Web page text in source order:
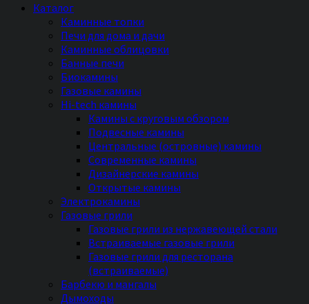
Каталог
Каминные топки
Печи для дома и дачи
Каминные облицовки
Банные печи
Биокамины
Газовые камины
Hi-tech камины
Камины с круговым обзором
Подвесные камины
Центральные (островные) камины
Современные камины
Дизайнерские камины
Открытые камины
Электрокамины
Газовые грили
Газовые грили из нержавеющей стали
Встраиваемые газовые грили
Газовые грили для ресторана
(встраиваемые)
Барбекю и мангалы
Дымоходы